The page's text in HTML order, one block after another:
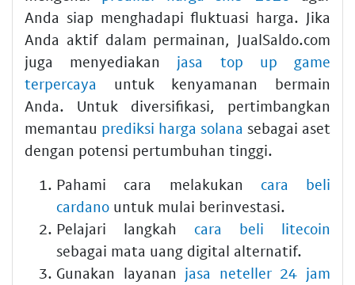
Anda siap menghadapi fluktuasi harga. Jika
Anda aktif dalam permainan, JualSaldo.com
juga menyediakan jasa top up game
terpercaya untuk kenyamanan bermain
Anda. Untuk diversifikasi, pertimbangkan
memantau prediksi harga solana sebagai aset
dengan potensi pertumbuhan tinggi.
Pahami cara melakukan cara beli
cardano untuk mulai berinvestasi.
Pelajari langkah cara beli litecoin
sebagai mata uang digital alternatif.
Gunakan layanan jasa neteller 24 jam